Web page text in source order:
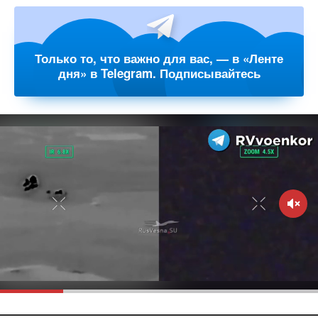
Только то, что важно для вас, — в «Ленте
дня» в Telegram. Подписывайтесь